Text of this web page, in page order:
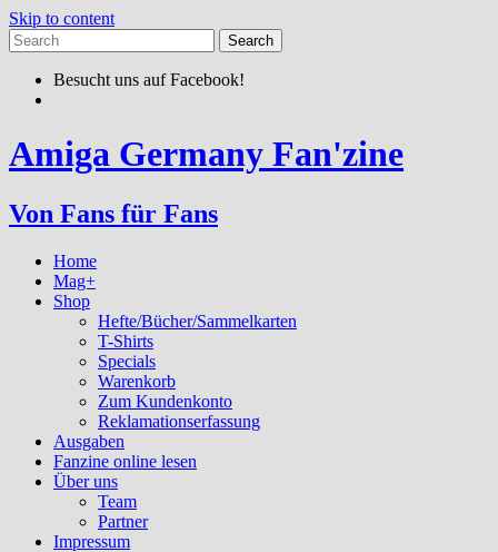
Skip to content
Besucht uns auf Facebook!
Amiga Germany Fan'zine
Von Fans für Fans
Home
Mag+
Shop
Hefte/Bücher/Sammelkarten
T-Shirts
Specials
Warenkorb
Zum Kundenkonto
Reklamationserfassung
Ausgaben
Fanzine online lesen
Über uns
Team
Partner
Impressum